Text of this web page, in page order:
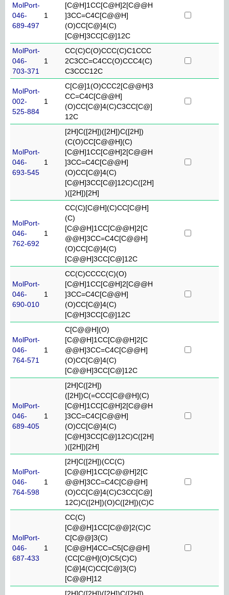
MolPort-
046-
689-497
1
[C@H]1CC[C@H]2[C@@H
]3CC=C4C[C@@H]
(O)CC[C@]4(C)
[C@H]3CC[C@]12C
MolPort-
046-
703-371
1
CC(C)C(O)CCC(C)C1CCC
2C3CC=C4CC(O)CCC4(C)
C3CCC12C
MolPort-
002-
525-884
1
C[C@]1(O)CCC2[C@@H]3
CC=C4C[C@@H]
(O)CC[C@]4(C)C3CC[C@]
12C
MolPort-
046-
693-545
1
[2H]C([2H])([2H])C([2H])
(C(O)CC[C@@H](C)
[C@H]1CC[C@H]2[C@@H
]3CC=C4C[C@@H]
(O)CC[C@]4(C)
[C@H]3CC[C@]12C)C([2H]
)([2H])[2H]
MolPort-
046-
762-692
1
CC(C)[C@H](C)CC[C@H]
(C)
[C@@H]1CC[C@@H]2[C
@@H]3CC=C4C[C@@H]
(O)CC[C@]4(C)
[C@@H]3CC[C@]12C
MolPort-
046-
690-010
1
CC(C)CCCC(C)(O)
[C@H]1CC[C@H]2[C@@H
]3CC=C4C[C@@H]
(O)CC[C@]4(C)
[C@H]3CC[C@]12C
MolPort-
046-
764-571
1
C[C@@H](O)
[C@@H]1CC[C@@H]2[C
@@H]3CC=C4C[C@@H]
(O)CC[C@]4(C)
[C@@H]3CC[C@]12C
MolPort-
046-
689-405
1
[2H]C([2H])
([2H])C(=CCC[C@@H](C)
[C@H]1CC[C@H]2[C@@H
]3CC=C4C[C@@H]
(O)CC[C@]4(C)
[C@H]3CC[C@]12C)C([2H]
)([2H])[2H]
MolPort-
046-
764-598
1
[2H]C([2H])(CC(C)
[C@@H]1CC[C@@H]2[C
@@H]3CC=C4C[C@@H]
(O)CC[C@]4(C)C3CC[C@]
12C)C([2H])(O)C([2H])(C)C
MolPort-
046-
687-433
1
CC(C)
[C@@H]1CC[C@@]2(C)C
C[C@@]3(C)
[C@@H]4CC=C5[C@@H]
(CC[C@H](O)C5(C)C)
[C@]4(C)CC[C@]3(C)
[C@@H]12
[2H]C([2H])([2H])C([2H])